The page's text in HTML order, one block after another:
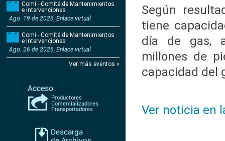
Comi - Comité de Mantenimientos
e Intervenciones
Ago. 19 de 2026, Enlace virtual
Comi - Comité de Mantenimientos
e Intervenciones
Ago. 26 de 2026, Enlace virtual
Ver más eventos »
Según
tiene
día de gas,
millones de
capacidad del
Ver noticia en